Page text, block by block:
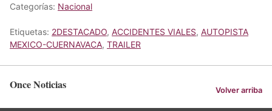
Categorías: Nacional
Etiquetas: 2DESTACADO, ACCIDENTES VIALES, AUTOPISTA
MEXICO-CUERNAVACA, TRAILER
Once Noticias Volver arriba